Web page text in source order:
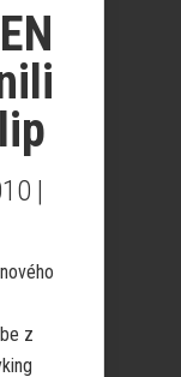
|
z